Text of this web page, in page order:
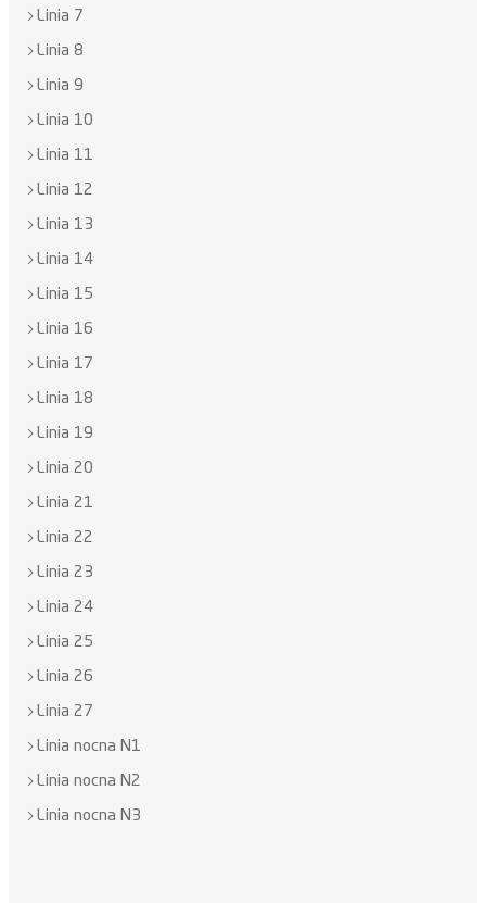
Linia 7
Linia 8
Linia 9
Linia 10
Linia 11
Linia 12
Linia 13
Linia 14
Linia 15
Linia 16
Linia 17
Linia 18
Linia 19
Linia 20
Linia 21
Linia 22
Linia 23
Linia 24
Linia 25
Linia 26
Linia 27
Linia nocna N1
Linia nocna N2
Linia nocna N3